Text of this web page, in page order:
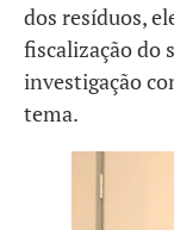
dos resíduos,
fiscalização do
investigação
tema.